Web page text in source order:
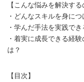
【こんな悩みを解決する
・どんなスキルを身に
・学んだ手法を実践で
・着実に成長できる経
は？
【目次】